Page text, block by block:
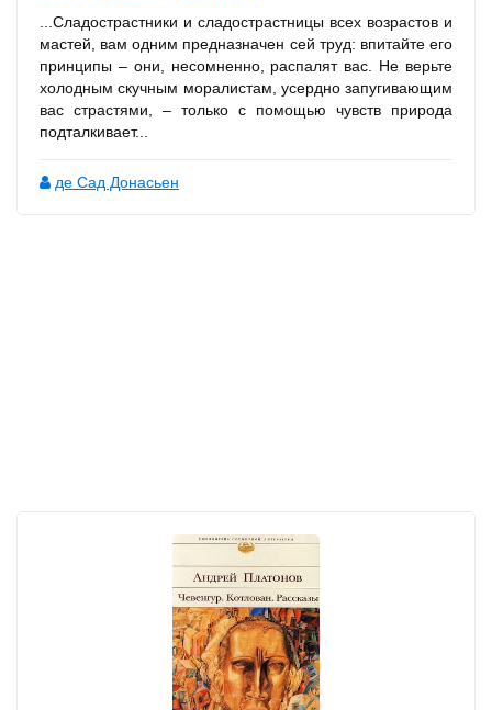
...Сладострастники и сладострастницы всех возрастов и
мастей, вам одним предназначен сей труд: впитайте его
принципы – они, несомненно, распалят вас. Не верьте
холодным скучным моралистам, усердно запугивающим
вас страстями, – только с помощью чувств природа
подталкивает...
де Сад Донасьен